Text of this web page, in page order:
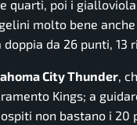
quarti, poi i
molto bene
da 26 punti, 13
City Thunder ,
Kings; a
non bastano i 20